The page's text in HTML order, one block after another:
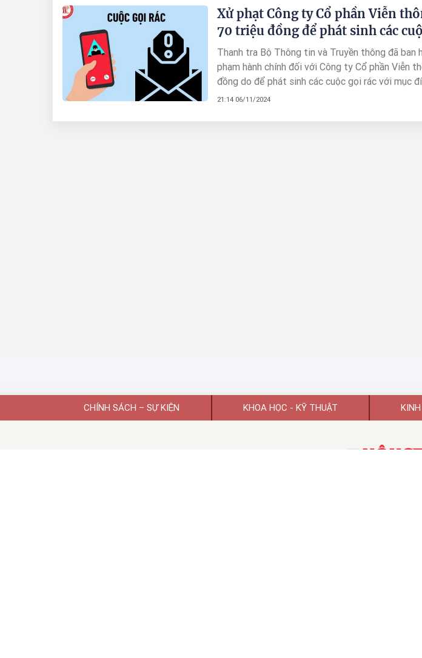
Xử phạt Công ty Cổ phần Viễn
70 triệu đồng để phát sinh các
Thanh tra Bộ Thông tin và Truyền thông đã ban
phạm hành chính đối với Công ty Cổ phần Viễn
đồng do để phát sinh các cuộc gọi rác với mục
21:14 06/11/2024
CHÍNH SÁCH – SỰ KIỆN KHOA HỌC - KỸ THUẬT